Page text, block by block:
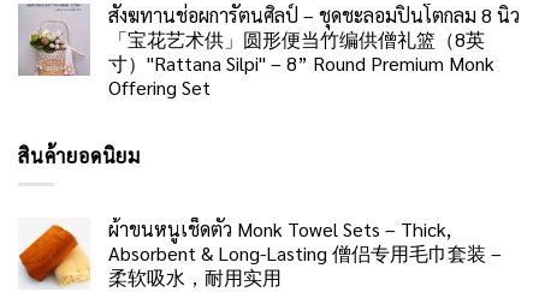
สังฆทานช่อผการัตนศิลป์ – ชุดชะลอมปิ่นโตกลม 8 นิ้ว
「宝花艺术供」圆形便当竹编供僧礼篮（8英
寸）"Rattana Silpi" – 8” Round Premium Monk
Offering Set
สินค้ายอดนิยม
ผ้าขนหนูเช็ดตัว Monk Towel Sets – Thick,
Absorbent & Long-Lasting 僧侣专用毛巾套装 –
柔软吸水，耐用实用